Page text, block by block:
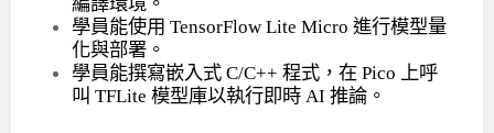
學員能使用 TensorFlow Lite Micro 進行模型量
化與部署。
學員能撰寫嵌入式 C/C++ 程式，在 Pico 上呼
叫 TFLite 模型庫以執行即時 AI 推論。